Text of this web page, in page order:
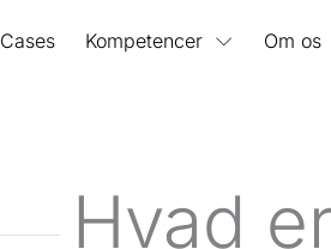
Cases Kompetencer Om os
Hvad